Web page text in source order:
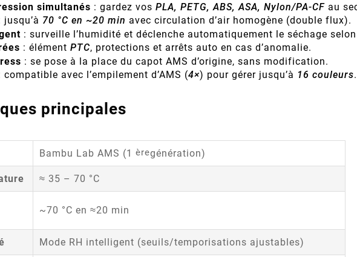
simultanés : gardez vosPLA, PETG, ABS, ASA, Nylon/PA-CF au
jusqu’à 70 °C en ~20 min avec circulation d’air homogène (double flux).
: surveille l’humidité et déclenche automatiquement le séchage
: élémentPTC, protections et arrêts auto en cas d’anomalie.
: se pose à la place du capot AMS d’origine, sans modification.
compatible avec l’empilement d’AMS (4×) pour gérer jusqu’à 16 couleurs.
principales
Bambu Lab AMS (1 èregénération)
≈ 35 – 70 °C
~70 °C en ≈20 min
Mode RH intelligent (seuils/temporisations ajustables)